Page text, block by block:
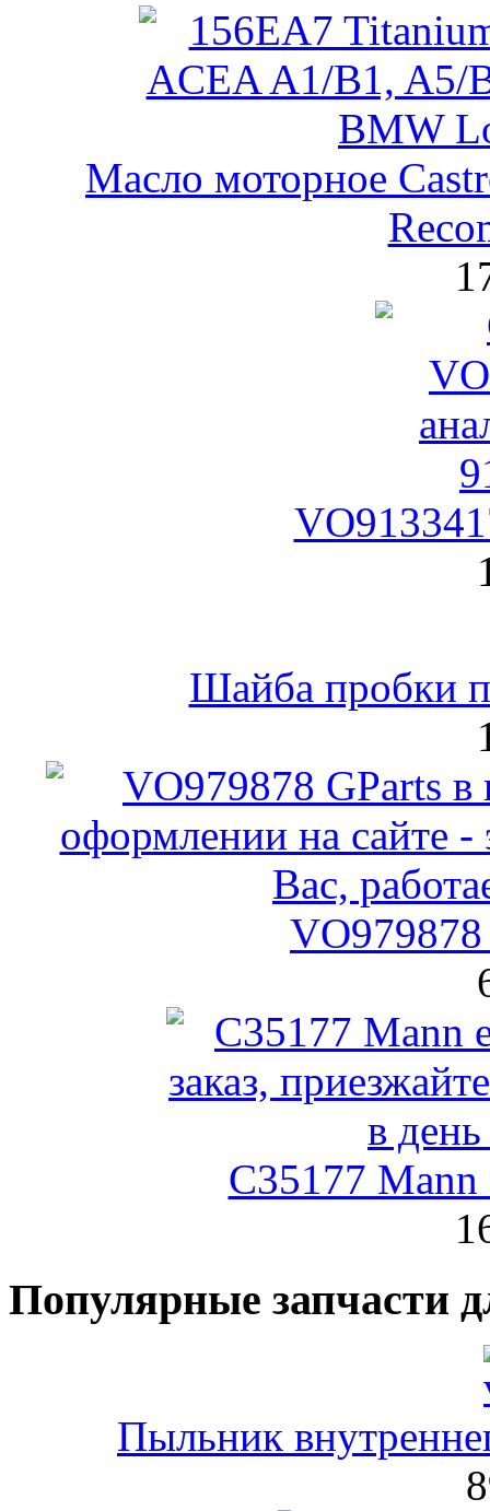
Масло моторное
Шайба пробки
VO979878
C35177
Популярные запчасти
Пыльник